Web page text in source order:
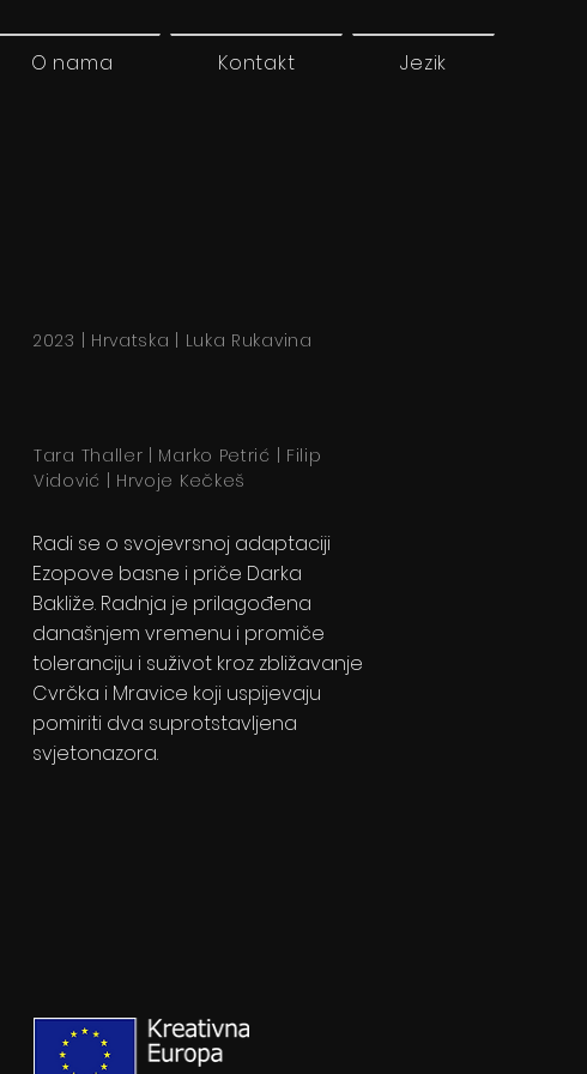
O nama Kontakt Jezik
2023 | Hrvatska | Luka Rukavina
Tara Thaller | Marko Petrić | Filip
Vidović | Hrvoje Kečkeš
Radi se o svojevrsnoj adaptaciji
Ezopove basne i priče Darka
Bakliže. Radnja je prilagođena
današnjem vremenu i promiče
toleranciju i suživot kroz zbližavanje
Cvrčka i Mravice koji uspijevaju
pomiriti dva suprotstavljena
svjetonazora.